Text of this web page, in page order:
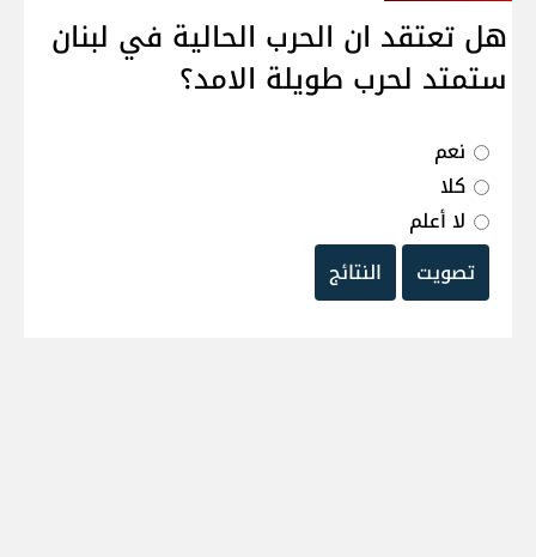
هل تعتقد ان الحرب الحالية في لبنان
ستمتد لحرب طويلة الامد؟
نعم
كلا
لا أعلم
تصويت
النتائج